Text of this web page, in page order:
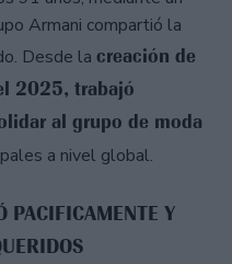
Armani compartió la
Desde la creación de
2025, trabajó
al grupo de moda
a nivel global.
PACIFICAMENTE Y